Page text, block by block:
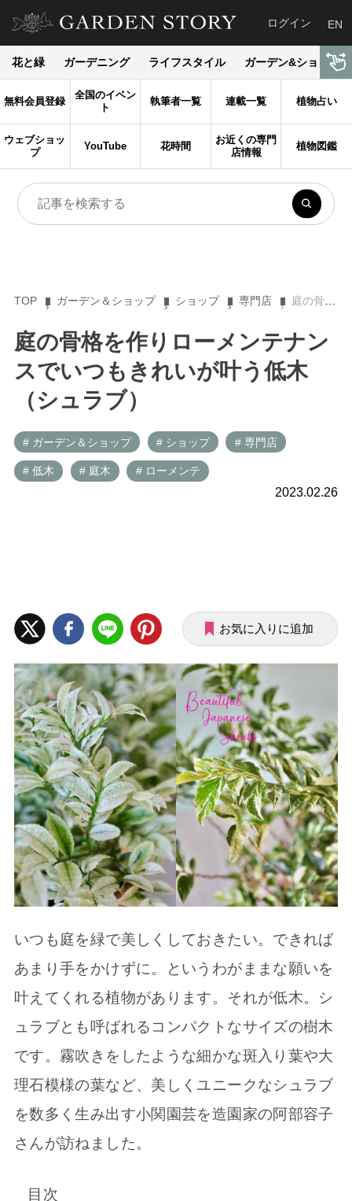
ログイン EN
花と緑 ガーデニング ライフスタイル ガーデン&ショップ
無料会員登録
全国のイベン
ト
執筆者一覧 連載一覧 植物占い
ウェブショッ
プ
YouTube 花時間
お近くの専門
店情報
植物図鑑
TOP ガーデン＆ショップ ショップ 専門店 庭の骨格を作りローメンテナンスでいつもきれいが叶う低木（シュラブ）
庭の骨格を作りローメンテナン
スでいつもきれいが叶う低木
（シュラブ）
# ガーデン＆ショップ # ショップ # 専門店
# 低木 # 庭木 # ローメンテ
2023.02.26
お気に入りに追加
いつも庭を緑で美しくしておきたい。できれば
あまり手をかけずに。というわがままな願いを
叶えてくれる植物があります。それが低木。シ
ュラブとも呼ばれるコンパクトなサイズの樹木
です。霧吹きをしたような細かな斑入り葉や大
理石模様の葉など、美しくユニークなシュラブ
を数多く生み出す小関園芸を造園家の阿部容子
さんが訪ねました。
目次